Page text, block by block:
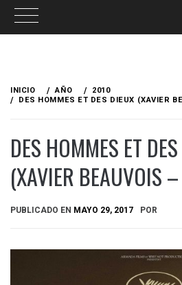
contenido
INICIO AÑO
2010
DES HOMMES ET DES DIEUX (XAVIER
DES HOMMES ET
(XAVIER BEAUVOIS
PUBLICADO EN MAYO 29, 2017 POR